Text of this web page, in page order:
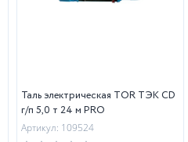
Таль электрическая TOR ТЭК CD
г/п 5,0 т 24 м PRO
Артикул: 109524